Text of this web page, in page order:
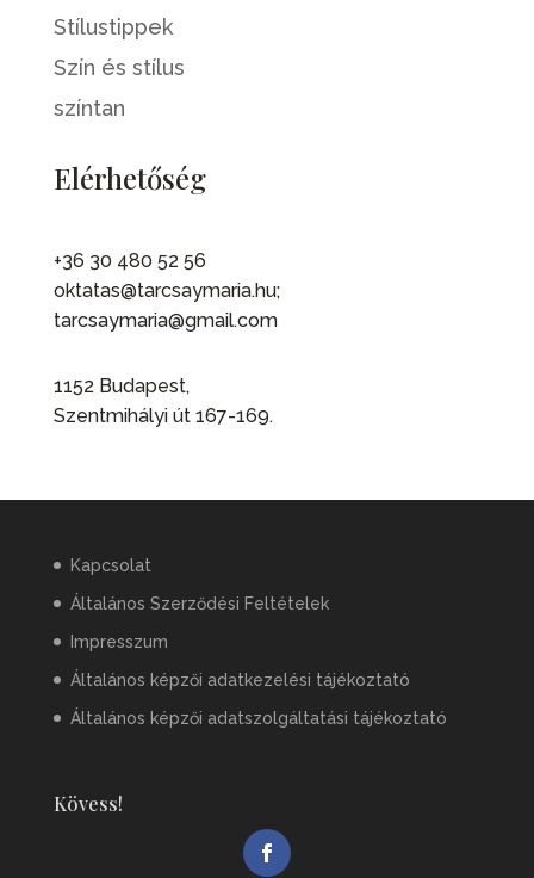
Stílustippek
Szín és stílus
színtan
Elérhetőség
+36 30 480 52 56
oktatas@tarcsaymaria.hu;
tarcsaymaria@gmail.com
1152 Budapest,
Szentmihályi út 167-169.
Kapcsolat
Általános Szerződési Feltételek
Impresszum
Általános képzői adatkezelési tájékoztató
Általános képzői adatszolgáltatási tájékoztató
Kövess!